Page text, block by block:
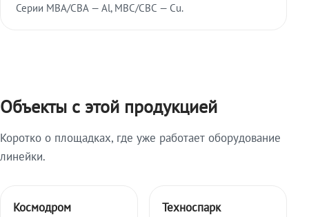
Серии МВА/СВА — Al, МВС/СВС — Cu.
Объекты с этой продукцией
Коротко о площадках, где уже работает оборудование
линейки.
Космодром
Техноспарк